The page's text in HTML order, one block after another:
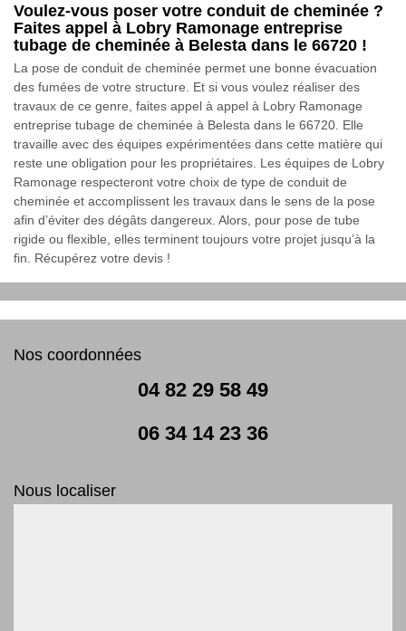
Voulez-vous poser votre conduit de cheminée ?
Faites appel à Lobry Ramonage entreprise
tubage de cheminée à Belesta dans le 66720 !
La pose de conduit de cheminée permet une bonne évacuation
des fumées de votre structure. Et si vous voulez réaliser des
travaux de ce genre, faites appel à appel à Lobry Ramonage
entreprise tubage de cheminée à Belesta dans le 66720. Elle
travaille avec des équipes expérimentées dans cette matière qui
reste une obligation pour les propriétaires. Les équipes de Lobry
Ramonage respecteront votre choix de type de conduit de
cheminée et accomplissent les travaux dans le sens de la pose
afin d’éviter des dégâts dangereux. Alors, pour pose de tube
rigide ou flexible, elles terminent toujours votre projet jusqu’à la
fin. Récupérez votre devis !
Nos coordonnées
04 82 29 58 49
06 34 14 23 36
Nous localiser